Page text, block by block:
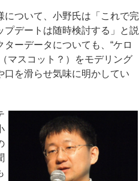
ついて、小野氏は「これで完
プデートは随時検討する」と説
ーデータについても、“ケロ
マスコット？）をモデリング
口を滑らせ気味に明かしてい